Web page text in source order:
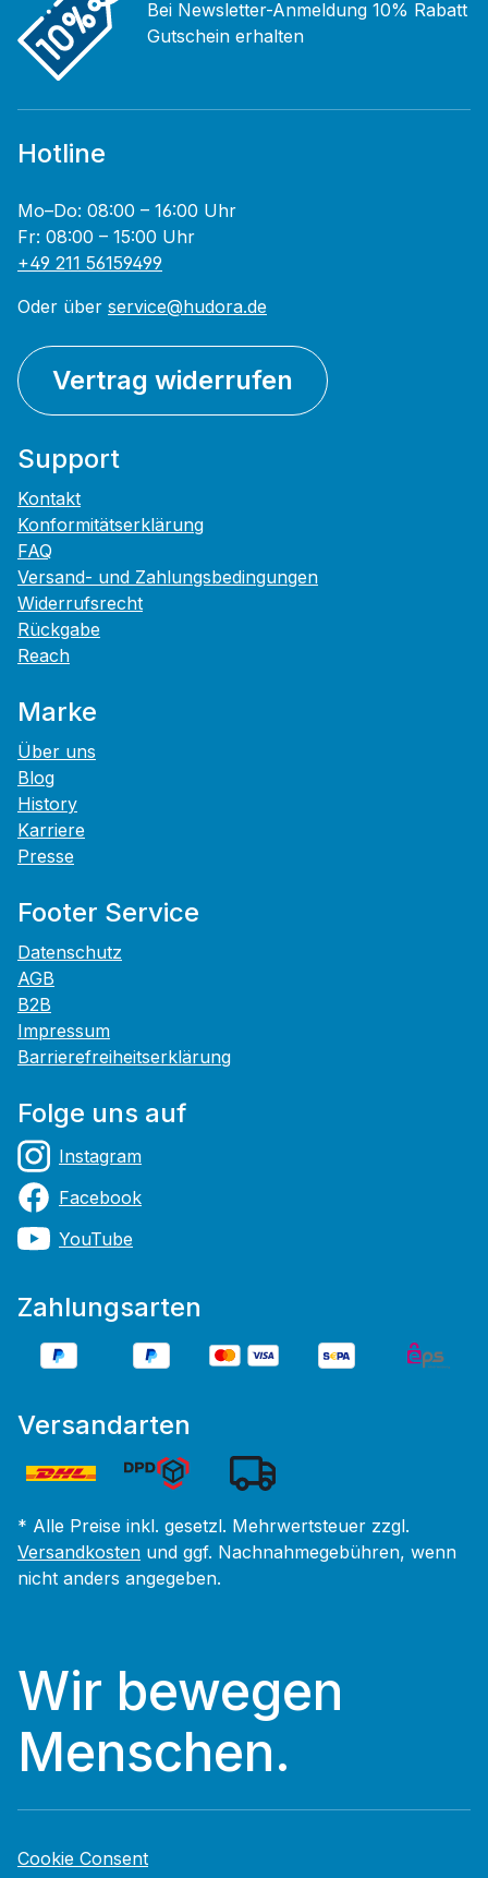
Bei Newsletter-Anmeldung 10% Rabatt
Gutschein erhalten
Hotline
Mo–Do: 08:00 – 16:00 Uhr
Fr: 08:00 – 15:00 Uhr
+49 211 56159499
Oder über service@hudora.de
Vertrag widerrufen
Support
Kontakt
Konformitätserklärung
FAQ
Versand- und Zahlungsbedingungen
Widerrufsrecht
Rückgabe
Reach
Marke
Über uns
Blog
History
Karriere
Presse
Footer Service
Datenschutz
AGB
B2B
Impressum
Barrierefreiheitserklärung
Folge uns auf
Instagram
Facebook
YouTube
Zahlungsarten
Versandarten
* Alle Preise inkl. gesetzl. Mehrwertsteuer zzgl.
Versandkosten und ggf. Nachnahmegebühren, wenn
nicht anders angegeben.
Wir bewegen
Menschen.
Cookie Consent